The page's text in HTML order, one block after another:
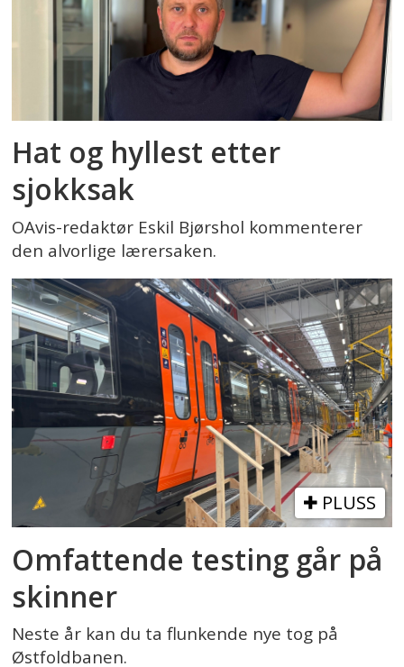
Hat og hyllest etter
sjokksak
OAvis-redaktør Eskil Bjørshol kommenterer
den alvorlige lærersaken.
PLUSS
Omfattende testing går på
skinner
Neste år kan du ta flunkende nye tog på
Østfoldbanen.